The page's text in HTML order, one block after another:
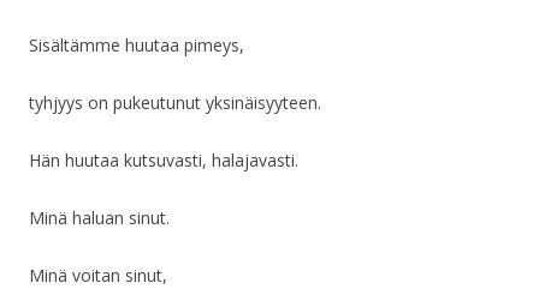
Sisältämme huutaa pimeys,
tyhjyys on pukeutunut yksinäisyyteen.
Hän huutaa kutsuvasti, halajavasti.
Minä haluan sinut.
Minä voitan sinut,